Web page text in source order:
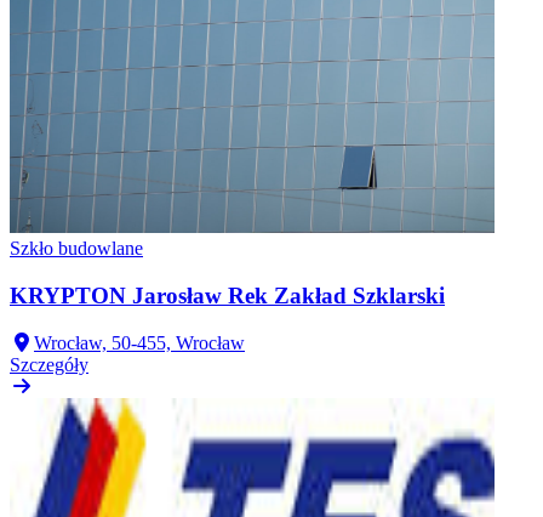
Szkło budowlane
KRYPTON Jarosław Rek Zakład Szklarski
Wrocław, 50-455, Wrocław
Szczegóły